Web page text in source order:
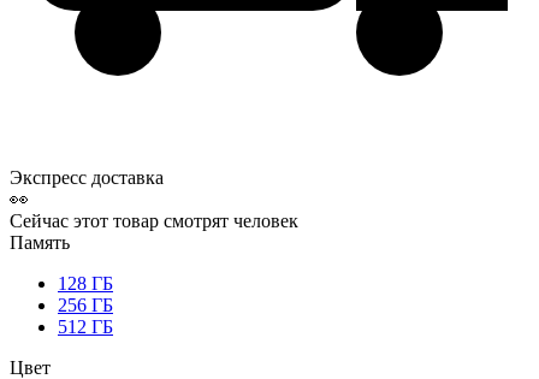
Экспресс доставка
👀
Сейчас этот товар смотрят человек
Память
128 ГБ
256 ГБ
512 ГБ
Цвет